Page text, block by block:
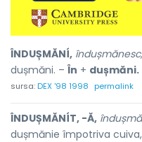
ÎNDUȘMĂNÍ, îndușmănesc,
dușmăni. – În + dușmăni.
sursa:DEX '98 1998 permalink
ÎNDUȘMĂNÍT, -Ă,
dușmănie împotriva